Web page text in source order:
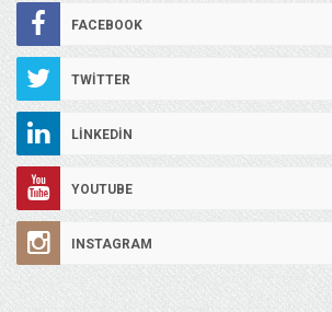
FACEBOOK
TWITTER
LINKEDIN
YOUTUBE
INSTAGRAM